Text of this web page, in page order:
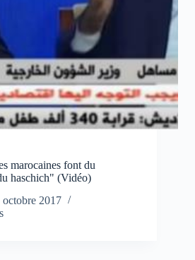
marocaines font du
haschich" (Vidéo)
octobre 2017